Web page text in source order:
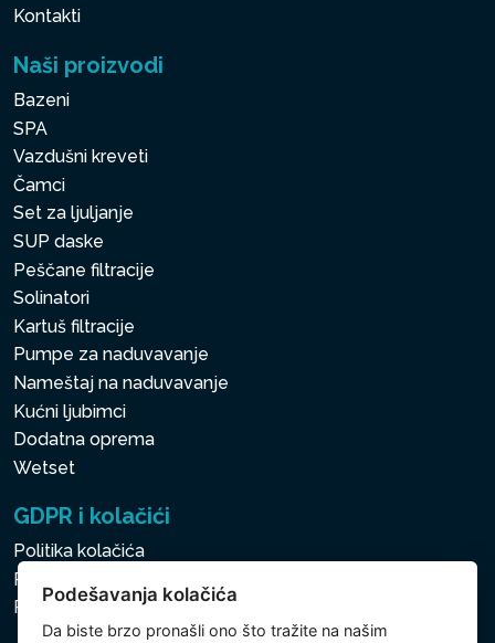
Kontakti
Naši proizvodi
Bazeni
SPA
Vazdušni kreveti
Čamci
Set za ljuljanje
SUP daske
Peščane filtracije
Solinatori
Kartuš filtracije
Pumpe za naduvavanje
Nameštaj na naduvavanje
Kućni ljubimci
Dodatna oprema
Wetset
GDPR i kolačići
Politika kolačića
Politika zaštite ličnih i drugih obrađivanih podataka
Politika kolačića
Podešavanja kolačića
Da biste brzo pronašli ono što tražite na našim